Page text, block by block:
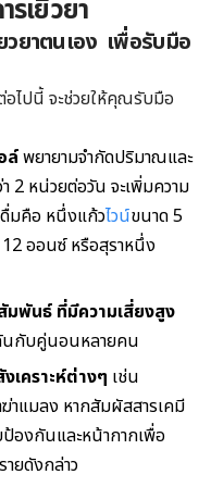
เยีวยา
วยาตนเอง เพื่อรับมือ
อไปนี้ จะช่วยให้คุณรับมือ
ล์พยายามจำกัดปริมาณและ
2 หน่วยต่อวัน จะเพิ่มความ
มคือ หนึ่งแก้วไวน์ขนาด 5
ออนซ์ หรือสุราหนึ่ง
พันธ์ ที่มีความเสี่ยงสูง
นกับคู่นอนหลายคน
เคราะห์ต่างๆ เช่น
าแมลง หากสัมผัสสารเคมี
ป้องกันและหน้ากากเพื่อ
ยดังกล่าว